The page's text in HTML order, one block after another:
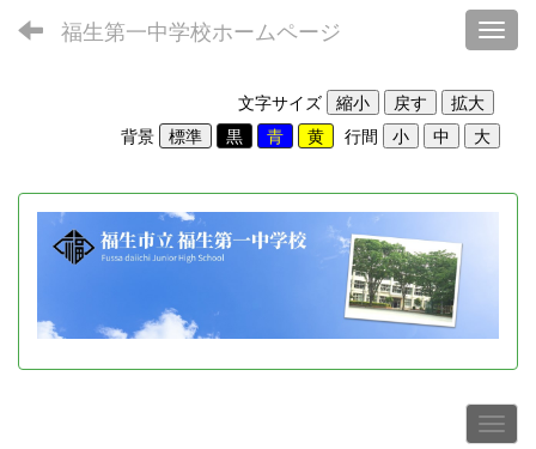
福生第一中学校ホームページ
文字サイズ
背景
行間